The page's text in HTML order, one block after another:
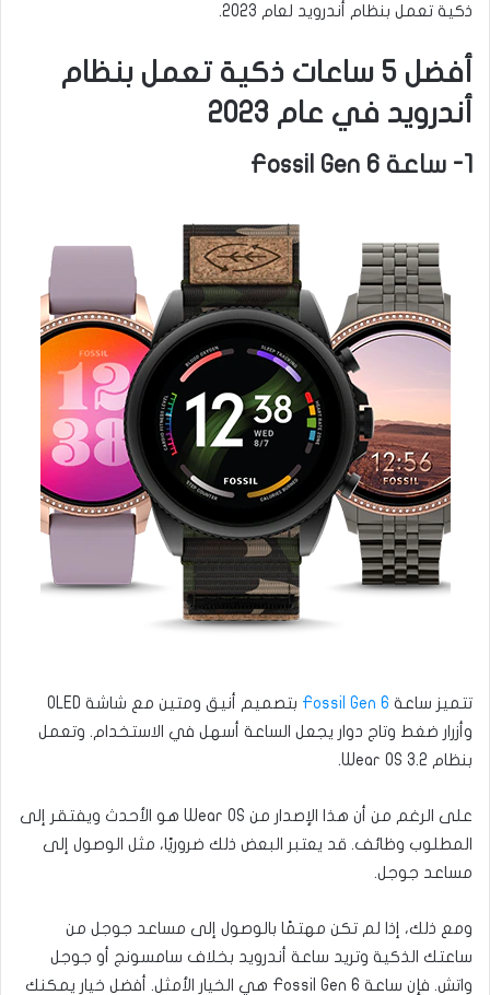
ذكية تعمل بنظام أندرويد لعام 2023.
أفضل 5 ساعات ذكية تعمل بنظام
أندرويد في عام 2023
1- ساعة Fossil Gen 6
تتميز ساعة Fossil Gen 6
بتصميم أنيق ومتين مع شاشة OLED
وأزرار ضغط وتاج دوار يجعل الساعة أسهل في الاستخدام. وتعمل
بنظام Wear OS 3.2.
على الرغم من أن هذا الإصدار من Wear OS هو الأحدث ويفتقر إلى
المطلوب وظائف. قد يعتبر البعض ذلك ضروريًا، مثل الوصول إلى
مساعد جوجل.
ومع ذلك، إذا لم تكن مهتمًا بالوصول إلى مساعد جوجل من
ساعتك الذكية وتريد ساعة أندرويد بخلاف سامسونج أو جوجل
واتش. فإن ساعة Fossil Gen 6 هي الخيار الأمثل. أفضل خيار يمكنك